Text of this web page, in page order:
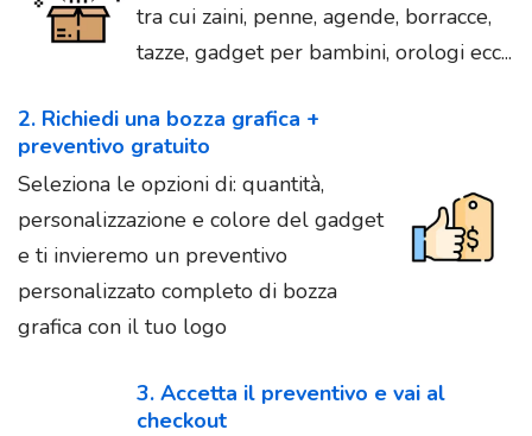
tra cui zaini, penne, agende, borracce,
tazze, gadget per bambini, orologi ecc...
2. Richiedi una bozza grafica +
preventivo gratuito
Seleziona le opzioni di: quantità,
personalizzazione e colore del gadget
e ti invieremo un preventivo
personalizzato completo di bozza
grafica con il tuo logo
3. Accetta il preventivo e vai al
checkout